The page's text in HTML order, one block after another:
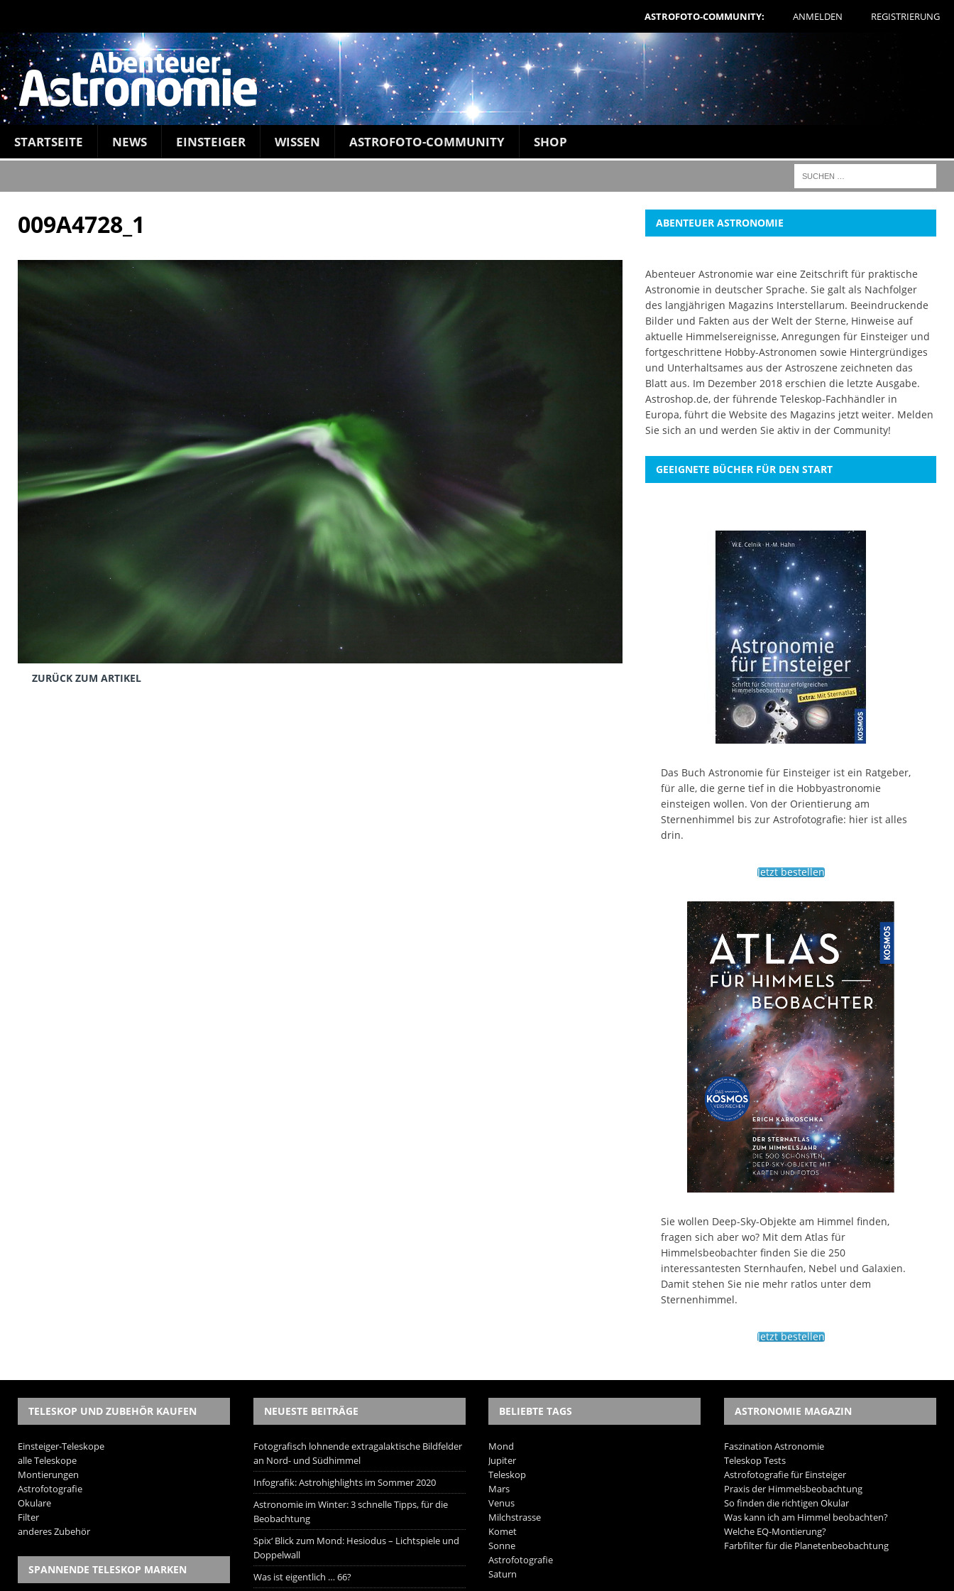
ASTROFOTO-COMMUNITY: ANMELDEN REGISTRIERUNG
STARTSEITE NEWS EINSTEIGER WISSEN ASTROFOTO-COMMUNITY SHOP
009A4728_1
ZURÜCK ZUM ARTIKEL
ABENTEUER ASTRONOMIE
Abenteuer Astronomie war eine Zeitschrift für praktische
Astronomie in deutscher Sprache. Sie galt als Nachfolger
des langjährigen Magazins Interstellarum. Beeindruckende
Bilder und Fakten aus der Welt der Sterne, Hinweise auf
aktuelle Himmelsereignisse, Anregungen für Einsteiger und
fortgeschrittene Hobby-Astronomen sowie Hintergründiges
und Unterhaltsames aus der Astroszene zeichneten das
Blatt aus. Im Dezember 2018 erschien die letzte Ausgabe.
Astroshop.de, der führende Teleskop-Fachhändler in
Europa, führt die Website des Magazins jetzt weiter. Melden
Sie sich an und werden Sie aktiv in der Community!
GEEIGNETE BÜCHER FÜR DEN START
Das Buch Astronomie für Einsteiger ist ein Ratgeber,
für alle, die gerne tief in die Hobbyastronomie
einsteigen wollen. Von der Orientierung am
Sternenhimmel bis zur Astrofotografie: hier ist alles
drin.
Jetzt bestellen
Sie wollen Deep-Sky-Objekte am Himmel finden,
fragen sich aber wo? Mit dem Atlas für
Himmelsbeobachter finden Sie die 250
interessantesten Sternhaufen, Nebel und Galaxien.
Damit stehen Sie nie mehr ratlos unter dem
Sternenhimmel.
Jetzt bestellen
TELESKOP UND ZUBEHÖR KAUFEN
Einsteiger-Teleskope
alle Teleskope
Montierungen
Astrofotografie
Okulare
Filter
anderes Zubehör
SPANNENDE TELESKOP MARKEN
NEUESTE BEITRÄGE
Fotografisch lohnende extragalaktische Bildfelder
an Nord- und Südhimmel
Infografik: Astrohighlights im Sommer 2020
Astronomie im Winter: 3 schnelle Tipps, für die
Beobachtung
Spix‘ Blick zum Mond: Hesiodus – Lichtspiele und
Doppelwall
Was ist eigentlich … 66?
BELIEBTE TAGS
Mond
Jupiter
Teleskop
Mars
Venus
Milchstrasse
Komet
Sonne
Astrofotografie
Saturn
ASTRONOMIE MAGAZIN
Faszination Astronomie
Teleskop Tests
Astrofotografie für Einsteiger
Praxis der Himmelsbeobachtung
So finden die richtigen Okular
Was kann ich am Himmel beobachten?
Welche EQ-Montierung?
Farbfilter für die Planetenbeobachtung